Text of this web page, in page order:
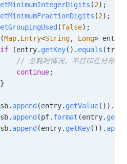
(2) ;
(2) ;
(false) ;
(Map. Entry<String, Long> entry
if
(entry. getKey( ) . equals (
// 总耗时情况，不打印在分布中
continue;
}
. append (entry. getValue( ) ) .
. append (pf. format (entry.
. append (entry. getKey( ) ) .